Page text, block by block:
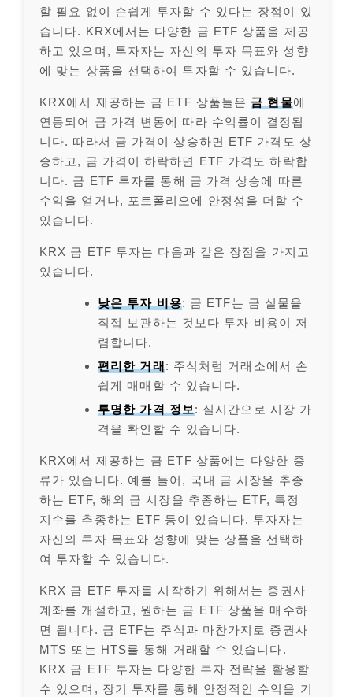
할 필요 없이 손쉽게 투자할 수 있다는 장점이 있
습니다. KRX에서는 다양한 금 ETF 상품을 제공
하고 있으며, 투자자는 자신의 투자 목표와 성향
에 맞는 상품을 선택하여 투자할 수 있습니다.
KRX에서 제공하는 금 ETF 상품들은 금 현물에
연동되어 금 가격 변동에 따라 수익률이 결정됩
니다. 따라서 금 가격이 상승하면 ETF 가격도 상
승하고, 금 가격이 하락하면 ETF 가격도 하락합
니다. 금 ETF 투자를 통해 금 가격 상승에 따른
수익을 얻거나, 포트폴리오에 안정성을 더할 수
있습니다.
KRX 금 ETF 투자는 다음과 같은 장점을 가지고
있습니다.
낮은 투자 비용: 금 ETF는 금 실물을
직접 보관하는 것보다 투자 비용이 저
렴합니다.
편리한 거래 : 주식처럼 거래소에서 손
쉽게 매매할 수 있습니다.
투명한 가격 정보 : 실시간으로 시장 가
격을 확인할 수 있습니다.
KRX에서 제공하는 금 ETF 상품에는 다양한 종
류가 있습니다. 예를 들어, 국내 금 시장을 추종
하는 ETF, 해외 금 시장을 추종하는 ETF, 특정
지수를 추종하는 ETF 등이 있습니다. 투자자는
자신의 투자 목표와 성향에 맞는 상품을 선택하
여 투자할 수 있습니다.
KRX 금 ETF 투자를 시작하기 위해서는 증권사
계좌를 개설하고, 원하는 금 ETF 상품을 매수하
면 됩니다. 금 ETF는 주식과 마찬가지로 증권사
MTS 또는 HTS를 통해 거래할 수 있습니다.
KRX 금 ETF 투자는 다양한 투자 전략을 활용할
수 있으며, 장기 투자를 통해 안정적인 수익을 기